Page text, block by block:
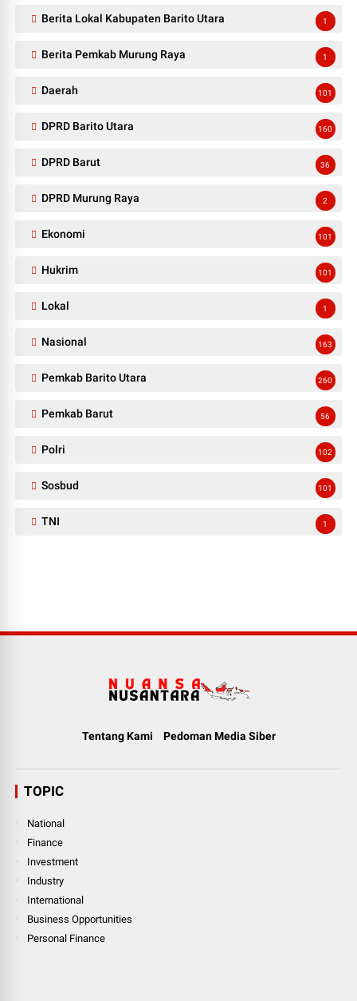
Berita Lokal Kabupaten Barito Utara 1
Berita Pemkab Murung Raya 1
Daerah 101
DPRD Barito Utara 160
DPRD Barut 36
DPRD Murung Raya 2
Ekonomi 101
Hukrim 101
Lokal 1
Nasional 163
Pemkab Barito Utara 260
Pemkab Barut 56
Polri 102
Sosbud 101
TNI 1
Tentang Kami Pedoman Media Siber
TOPIC
National
Finance
Investment
Industry
International
Business Opportunities
Personal Finance